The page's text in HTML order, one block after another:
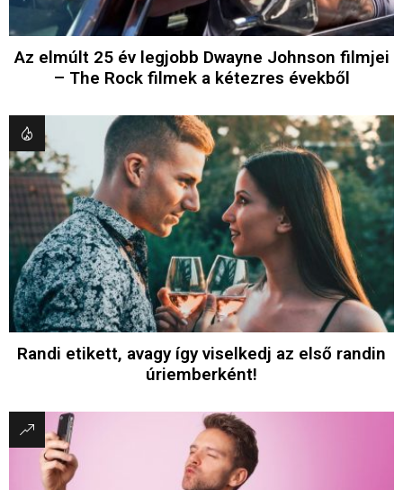
Az elmúlt 25 év legjobb Dwayne Johnson filmjei
– The Rock filmek a kétezres évekből
Randi etikett, avagy így viselkedj az első randin
úriemberként!